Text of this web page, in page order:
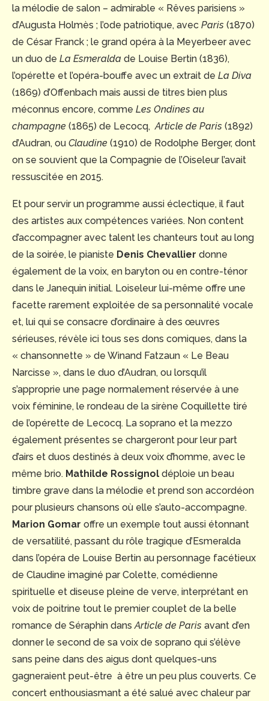
la mélodie de salon – admirable « Rêves parisiens »
d’Augusta Holmès ; l’ode patriotique, avec Paris (1870)
de César Franck ; le grand opéra à la Meyerbeer avec
un duo de La Esmeralda de Louise Bertin (1836),
l’opérette et l’opéra-bouffe avec un extrait de La Diva
(1869) d’Offenbach mais aussi de titres bien plus
méconnus encore, comme Les Ondines au
champagne (1865) de Lecocq,Article de Paris (1892)
d’Audran, ou Claudine (1910) de Rodolphe Berger, dont
on se souvient que la Compagnie de l’Oiseleur l’avait
ressuscitée en 2015.
Et pour servir un programme aussi éclectique, il faut
des artistes aux compétences variées. Non content
d’accompagner avec talent les chanteurs tout au long
de la soirée, le pianiste Denis Chevallier donne
également de la voix, en baryton ou en contre-ténor
dans le Janequin initial. Loiseleur lui-même offre une
facette rarement exploitée de sa personnalité vocale
et, lui qui se consacre d’ordinaire à des œuvres
sérieuses, révèle ici tous ses dons comiques, dans la
« chansonnette » de Winand Fatzaun « Le Beau
Narcisse », dans le duo d’Audran, ou lorsqu’il
s’approprie une page normalement réservée à une
voix féminine, le rondeau de la sirène Coquillette tiré
de l’opérette de Lecocq. La soprano et la mezzo
également présentes se chargeront pour leur part
d’airs et duos destinés à deux voix d’homme, avec le
même brio. Mathilde Rossignol déploie un beau
timbre grave dans la mélodie et prend son accordéon
pour plusieurs chansons où elle s’auto-accompagne.
Marion Gomar offre un exemple tout aussi étonnant
de versatilité, passant du rôle tragique d’Esmeralda
dans l’opéra de Louise Bertin au personnage facétieux
de Claudine imaginé par Colette, comédienne
spirituelle et diseuse pleine de verve, interprétant en
voix de poitrine tout le premier couplet de la belle
romance de Séraphin dansArticle de Paris avant d’en
donner le second de sa voix de soprano qui s’élève
sans peine dans des aigus dont quelques-uns
gagneraient peut-être à être un peu plus couverts. Ce
concert enthousiasmant a été salué avec chaleur par